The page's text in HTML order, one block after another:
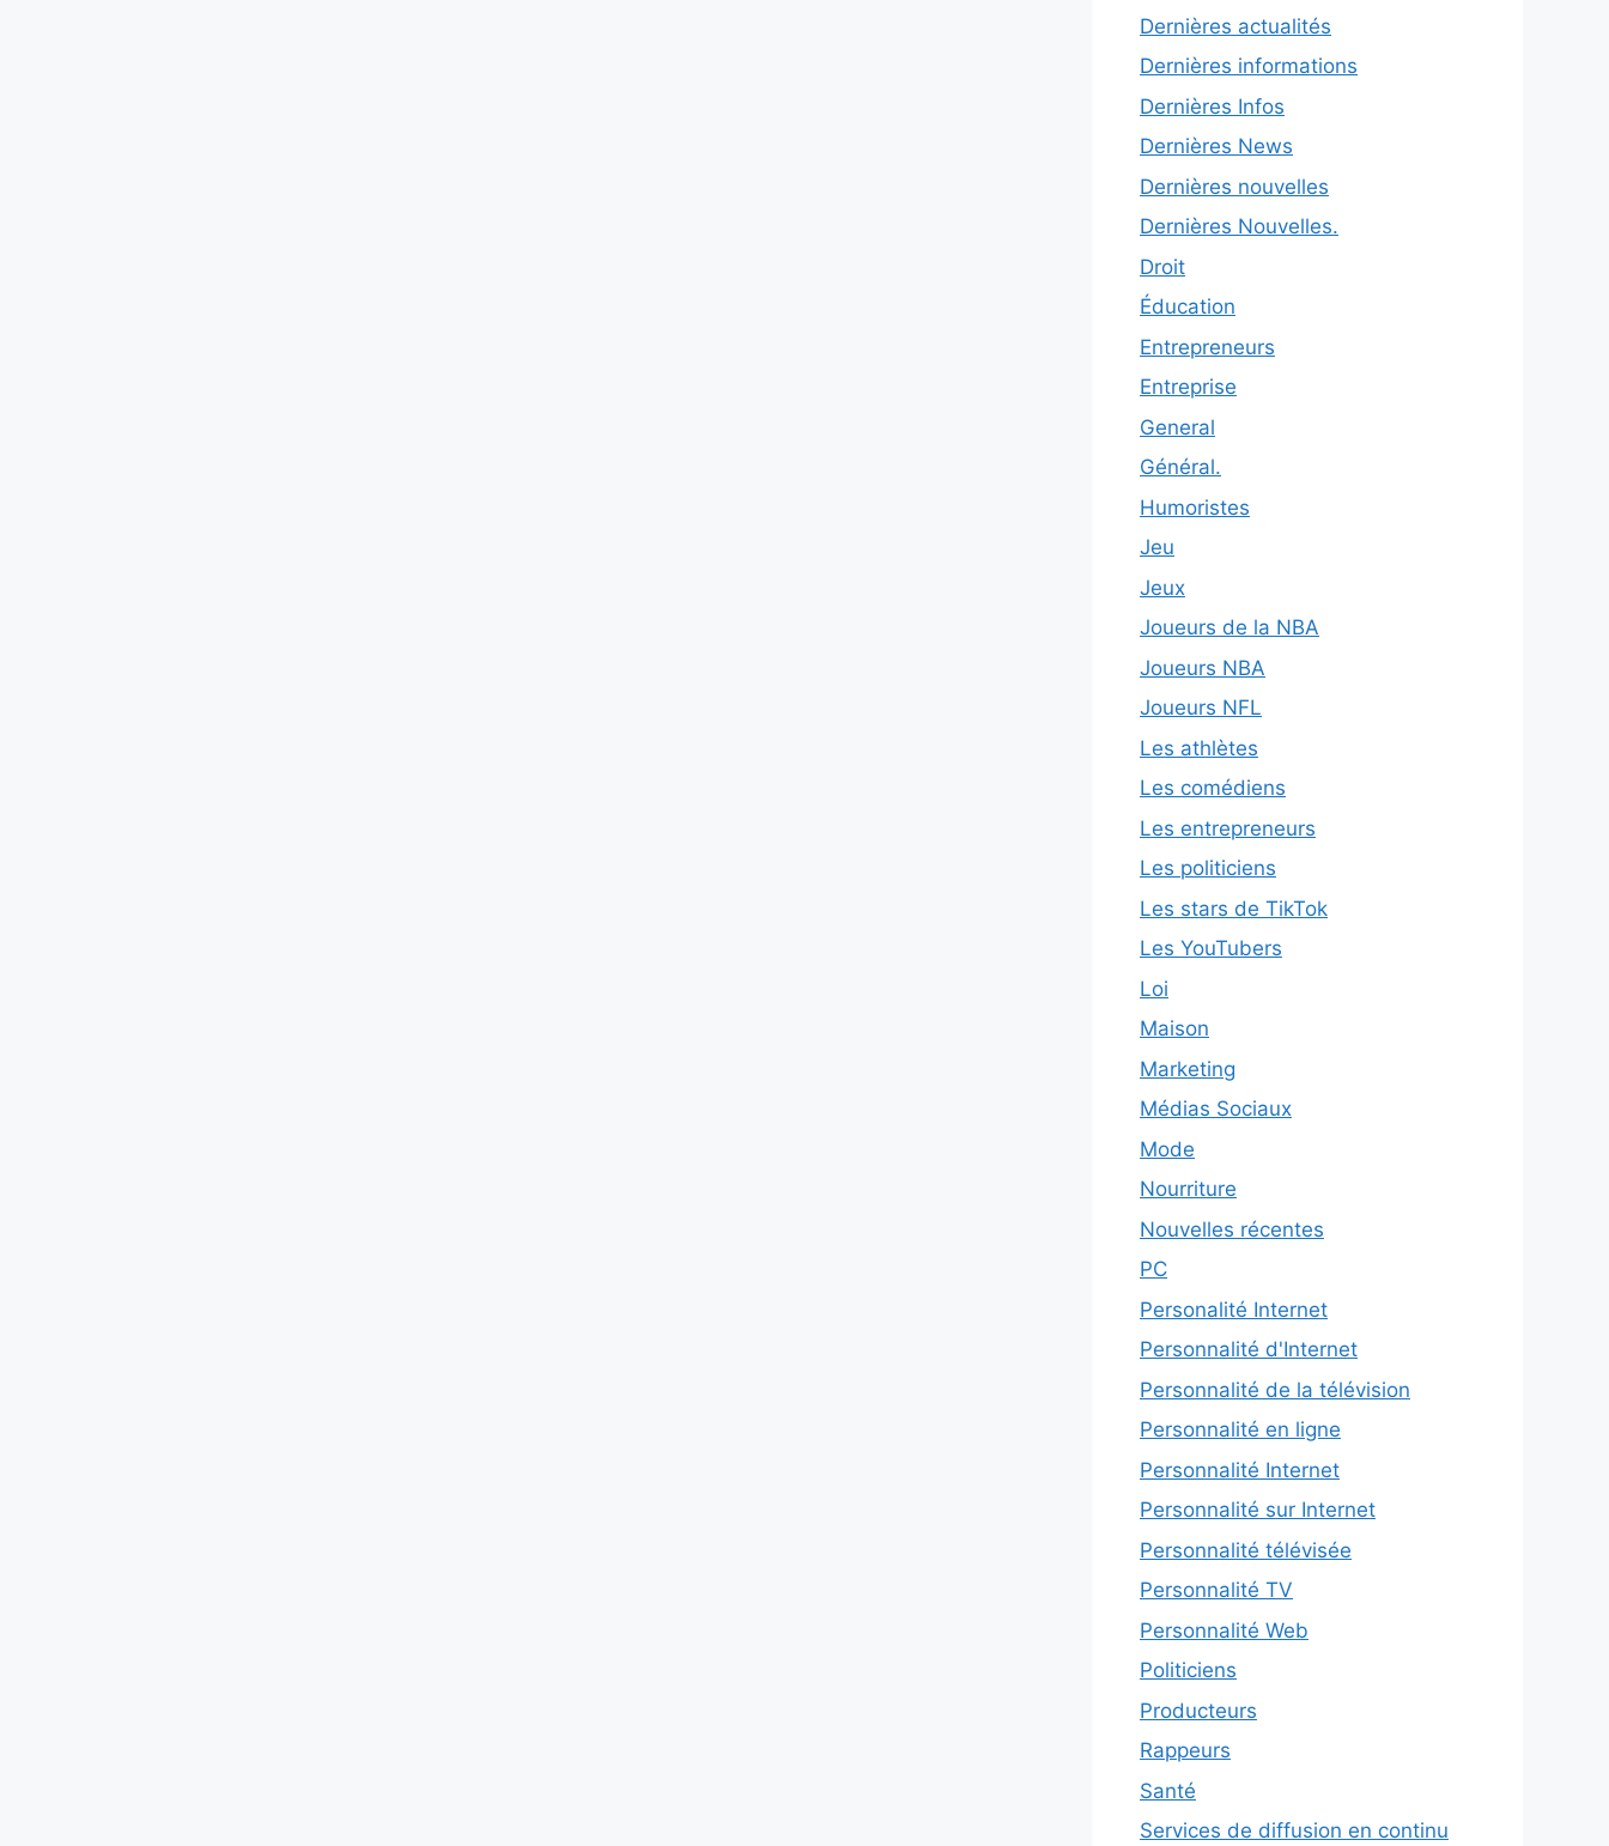
Dernières actualités
Dernières informations
Dernières Infos
Dernières News
Dernières nouvelles
Dernières Nouvelles.
Droit
Éducation
Entrepreneurs
Entreprise
General
Général.
Humoristes
Jeu
Jeux
Joueurs de la NBA
Joueurs NBA
Joueurs NFL
Les athlètes
Les comédiens
Les entrepreneurs
Les politiciens
Les stars de TikTok
Les YouTubers
Loi
Maison
Marketing
Médias Sociaux
Mode
Nourriture
Nouvelles récentes
PC
Personalité Internet
Personnalité d'Internet
Personnalité de la télévision
Personnalité en ligne
Personnalité Internet
Personnalité sur Internet
Personnalité télévisée
Personnalité TV
Personnalité Web
Politiciens
Producteurs
Rappeurs
Santé
Services de diffusion en continu